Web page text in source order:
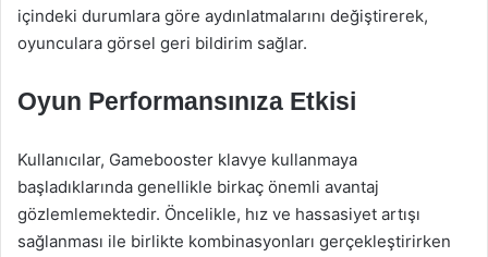
içindeki durumlara göre aydınlatmalarını değiştirerek,
oyunculara görsel geri bildirim sağlar.
Oyun Performansınıza Etkisi
Kullanıcılar, Gamebooster klavye kullanmaya
başladıklarında genellikle birkaç önemli avantaj
gözlemlemektedir. Öncelikle, hız ve hassasiyet artışı
sağlanması ile birlikte kombinasyonları gerçekleştirirken